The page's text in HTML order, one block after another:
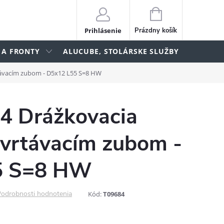
Prihlásenie
NÁKUPNÝ
KOŠÍK
Prázdny košík
FRONTY ALUCUBE, STOLÁRSKE SLUŽBY
zubom - D5x12 L55 S=8 HW
Drážkovacia
zubom -
S=8 HW
hodnotenia Kód:T09684